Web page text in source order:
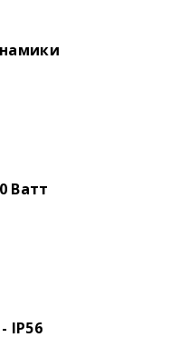
Ватт
IP56